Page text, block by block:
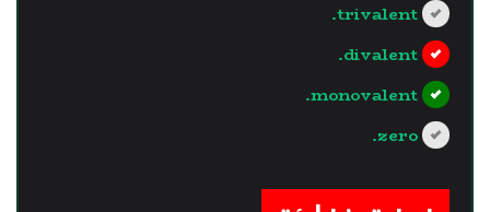
trivalent.
divalent.
monovalent.
zero.